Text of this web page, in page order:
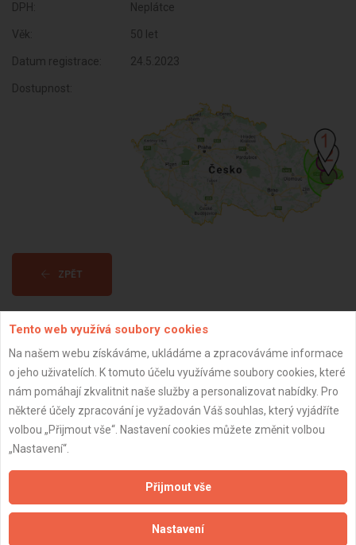
DPH: Neplátce
Věk: 50 let
Datum registrace: 24.5.2023
Dostupnost:
ZPĚT
Aktualizováno z portálu ARES dne 03.12.2024 05:45:07
Důležité informace
Zásady pro používání souborů cookie
Obchodní podmínky (zprostředkování)
Obchodní podmínky (rozpočtování)
Tento web využívá soubory cookies
Na našem webu získáváme, ukládáme a zpracováváme informace
o jeho uživatelích. K tomuto účelu využíváme soubory cookies, které
nám pomáhají zkvalitnit naše služby a personalizovat nabídky. Pro
některé účely zpracování je vyžadován Váš souhlas, který vyjádříte
volbou „Přijmout vše“. Nastavení cookies můžete změnit volbou
„Nastavení“.
Přijmout vše
Nastavení